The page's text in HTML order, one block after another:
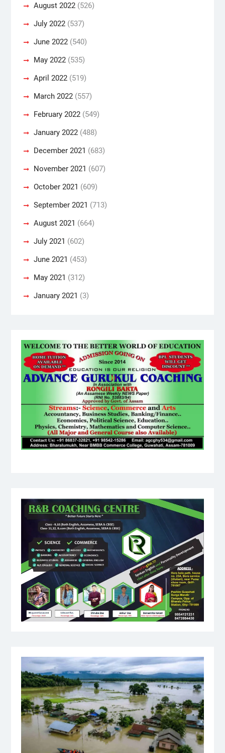
August 2022(526)
July 2022(537)
June 2022(540)
May 2022(535)
April 2022(519)
March 2022(557)
February 2022(549)
January 2022(488)
December 2021 (683)
November 2021 (607)
October 2021 (609)
September 2021 (713)
August 2021 (664)
July 2021 (602)
June 2021 (453)
May 2021 (312)
January 2021 (3)